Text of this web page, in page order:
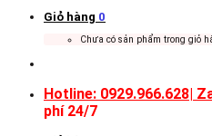
Giỏ hàng 0
Chưa có sản phẩm trong giỏ
Hotline: 0929.966.628|
phí 24/7